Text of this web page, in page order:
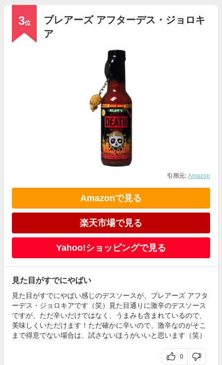
3位
ブレアーズ アフターデス・ジョロキ
ア
引用元: Amazon
Amazonで見る
楽天市場で見る
Yahoo!ショッピングで見る
見た目がすでにやばい
見た目がすでにやばい感じのデスソースが、ブレアーズ アフタ
ーデス・ジョロキアです（笑）見た目通りに激辛のデスソース
ですが、ただ辛いだけではなく、うまみも含まれているので、
美味しくいただけます！ただ確かに辛いので、激辛なのがそこ
まで得意でない場合は、試さないほうがいいと思います（笑）
0